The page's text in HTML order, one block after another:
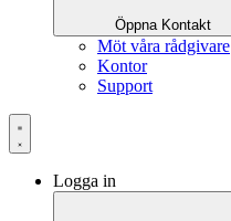
Öppna Kontakt
Möt våra rådgivare
Kontor
Support
Logga in